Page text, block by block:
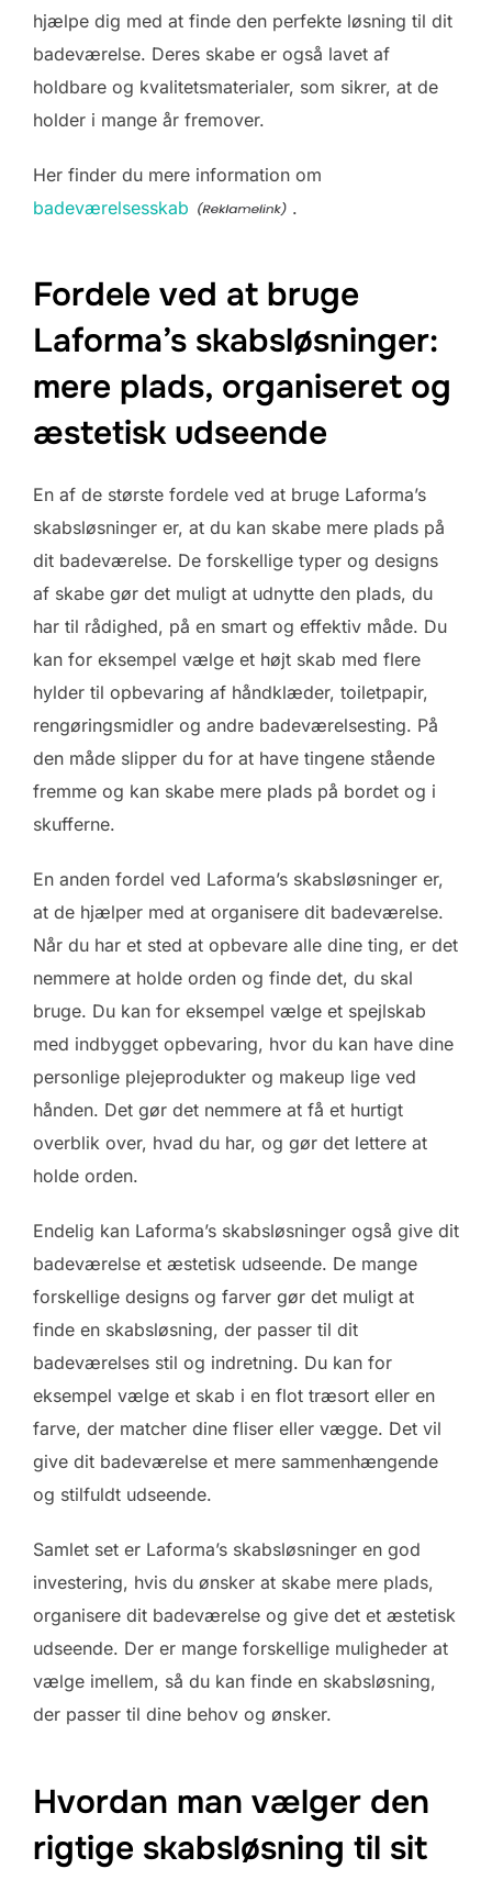
hjælpe dig med at finde den perfekte løsning til dit
badeværelse. Deres skabe er også lavet af
holdbare og kvalitetsmaterialer, som sikrer, at de
holder i mange år fremover.
Her finder du mere information om
badeværelsesskab
.
Fordele ved at bruge
Laforma’s skabsløsninger:
mere plads, organiseret og
æstetisk udseende
En af de største fordele ved at bruge Laforma’s
skabsløsninger er, at du kan skabe mere plads på
dit badeværelse. De forskellige typer og designs
af skabe gør det muligt at udnytte den plads, du
har til rådighed, på en smart og effektiv måde. Du
kan for eksempel vælge et højt skab med flere
hylder til opbevaring af håndklæder, toiletpapir,
rengøringsmidler og andre badeværelsesting. På
den måde slipper du for at have tingene stående
fremme og kan skabe mere plads på bordet og i
skufferne.
En anden fordel ved Laforma’s skabsløsninger er,
at de hjælper med at organisere dit badeværelse.
Når du har et sted at opbevare alle dine ting, er det
nemmere at holde orden og finde det, du skal
bruge. Du kan for eksempel vælge et spejlskab
med indbygget opbevaring, hvor du kan have dine
personlige plejeprodukter og makeup lige ved
hånden. Det gør det nemmere at få et hurtigt
overblik over, hvad du har, og gør det lettere at
holde orden.
Endelig kan Laforma’s skabsløsninger også give dit
badeværelse et æstetisk udseende. De mange
forskellige designs og farver gør det muligt at
finde en skabsløsning, der passer til dit
badeværelses stil og indretning. Du kan for
eksempel vælge et skab i en flot træsort eller en
farve, der matcher dine fliser eller vægge. Det vil
give dit badeværelse et mere sammenhængende
og stilfuldt udseende.
Samlet set er Laforma’s skabsløsninger en god
investering, hvis du ønsker at skabe mere plads,
organisere dit badeværelse og give det et æstetisk
udseende. Der er mange forskellige muligheder at
vælge imellem, så du kan finde en skabsløsning,
der passer til dine behov og ønsker.
Hvordan man vælger den
rigtige skabsløsning til sit